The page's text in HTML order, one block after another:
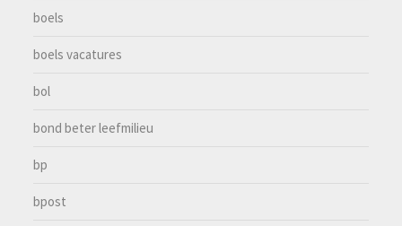
boels
boels vacatures
bol
bond beter leefmilieu
bp
bpost